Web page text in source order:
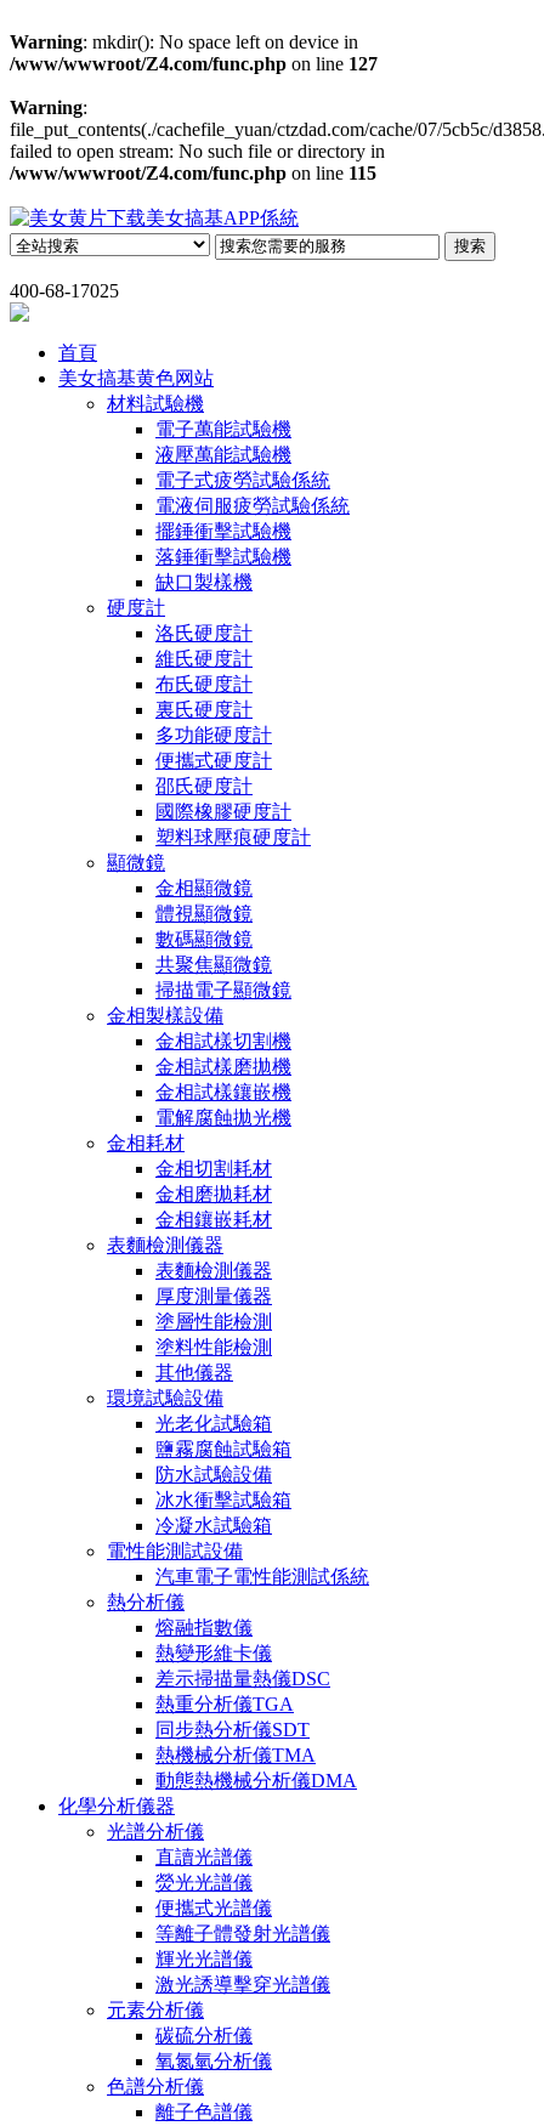
Warning: mkdir(): No space left on device in
/www/wwwroot/Z4.com/func.php on line 127
Warning:
file_put_contents(./cachefile_yuan/ctzdad.com/cache/07/5cb5c/
failed to open stream: No such file or directory in
/www/wwwroot/Z4.com/func.php on line 115
400-68-17025
首頁
美女搞基黄色网站
材料試驗機
電子萬能試驗機
液壓萬能試驗機
電子式疲勞試驗係統
電液伺服疲勞試驗係統
擺錘衝擊試驗機
落錘衝擊試驗機
缺口製樣機
硬度計
洛氏硬度計
維氏硬度計
布氏硬度計
裏氏硬度計
多功能硬度計
便攜式硬度計
邵氏硬度計
國際橡膠硬度計
塑料球壓痕硬度計
顯微鏡
金相顯微鏡
體視顯微鏡
數碼顯微鏡
共聚焦顯微鏡
掃描電子顯微鏡
金相製樣設備
金相試樣切割機
金相試樣磨拋機
金相試樣鑲嵌機
電解腐蝕拋光機
金相耗材
金相切割耗材
金相磨拋耗材
金相鑲嵌耗材
表麵檢測儀器
表麵檢測儀器
厚度測量儀器
塗層性能檢測
塗料性能檢測
其他儀器
環境試驗設備
光老化試驗箱
鹽霧腐蝕試驗箱
防水試驗設備
冰水衝擊試驗箱
冷凝水試驗箱
電性能測試設備
汽車電子電性能測試係統
熱分析儀
熔融指數儀
熱變形維卡儀
差示掃描量熱儀DSC
熱重分析儀TGA
同步熱分析儀SDT
熱機械分析儀TMA
動態熱機械分析儀DMA
化學分析儀器
光譜分析儀
直讀光譜儀
熒光光譜儀
便攜式光譜儀
等離子體發射光譜儀
輝光光譜儀
激光誘導擊穿光譜儀
元素分析儀
碳硫分析儀
氧氮氫分析儀
色譜分析儀
離子色譜儀